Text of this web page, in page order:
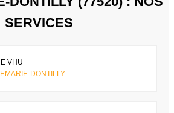
SERVICES
VHU
DONTILLY